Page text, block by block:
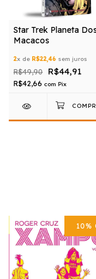
Star Trek Planeta
Macacos
2x de R$22,46 sem juros
R$49,90 R$44,91
R$42,66 com Pix
10%